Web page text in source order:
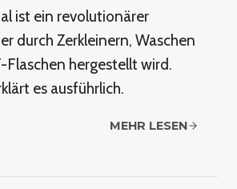
ist ein revolutionärer
durch Zerkleinern, Waschen
Flaschen hergestellt wird.
es ausführlich.
MEHR LESEN